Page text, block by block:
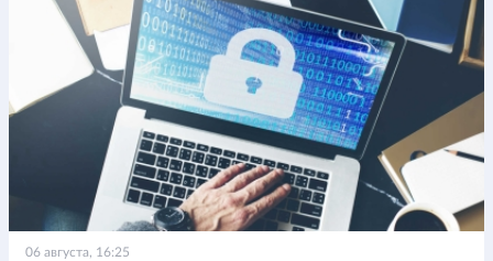
06 августа, 16:25